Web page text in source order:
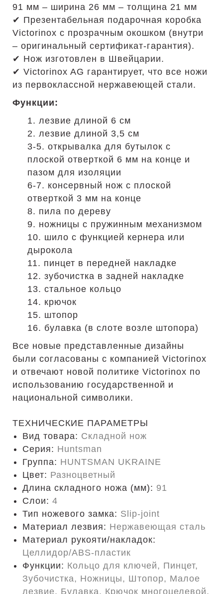
91 мм – ширина 26 мм – толщина 21 мм
✔ Презентабельная подарочная коробка
Victorinox с прозрачным окошком (внутри
– оригинальный сертификат-гарантия).
✔ Нож изготовлен в Швейцарии.
✔ Victorinox AG гарантирует, что все ножи
из первоклассной нержавеющей стали.
Функции:
1. лезвие длиной 6 см
2. лезвие длиной 3,5 см
3-5. открывалка для бутылок с
плоской отверткой 6 мм на конце и
пазом для изоляции
6-7. консервный нож с плоской
отверткой 3 мм на конце
8. пила по дереву
9. ножницы с пружинным механизмом
10. шило с функцией кернера или
дырокола
11. пинцет в передней накладке
12. зубочистка в задней накладке
13. стальное кольцо
14. крючок
15. штопор
16. булавка (в слоте возле штопора)
Все новые представленные дизайны
были согласованы с компанией Victorinox
и отвечают новой политике Victorinox по
использованию государственной и
национальной символики.
ТЕХНИЧЕСКИЕ ПАРАМЕТРЫ
Вид товара: Складной нож
Серия: Huntsman
Группа: HUNTSMAN UKRAINE
Цвет: Разноцветный
Длина складного ножа (мм): 91
Слои: 4
Тип ножевого замка: Slip-joint
Материал лезвия: Нержавеющая сталь
Материал рукояти/накладок:
Целлидор/ABS-пластик
Функции: Кольцо для ключей, Пинцет,
Зубочистка, Ножницы, Штопор, Малое
лезвие, Булавка, Крючок многоцелевой,